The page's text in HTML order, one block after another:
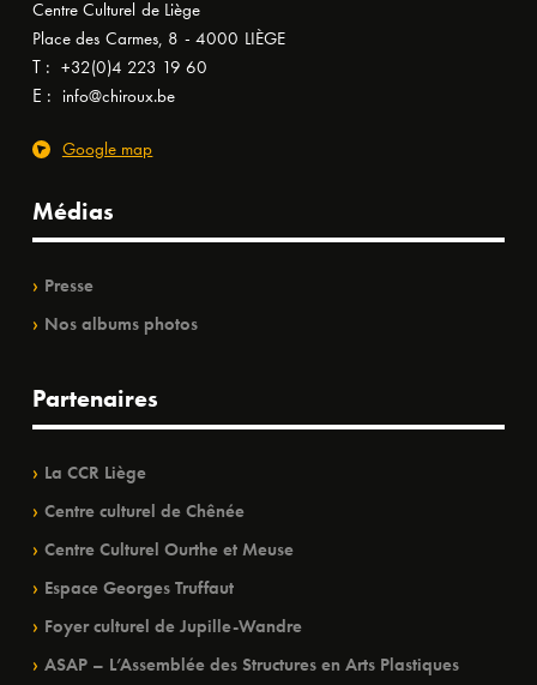
Centre Culturel de Liège
Place des Carmes, 8 - 4000 LIÈGE
T : +32(0)4 223 19 60
E : info@chiroux.be
Google map
Médias
Presse
Nos albums photos
Partenaires
La CCR Liège
Centre culturel de Chênée
Centre Culturel Ourthe et Meuse
Espace Georges Truffaut
Foyer culturel de Jupille-Wandre
ASAP – L’Assemblée des Structures en Arts Plastiques